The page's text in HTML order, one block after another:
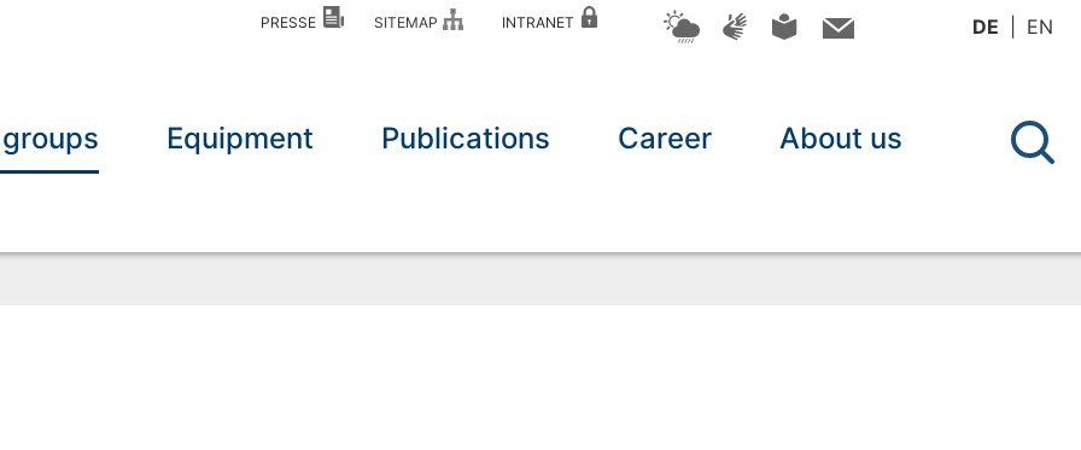
PRESSE SITEMAP INTRANET DE EN
Equipment Publications Career About us